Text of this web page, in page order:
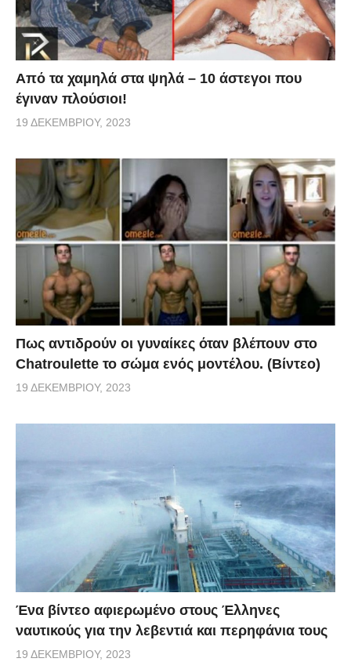
Από τα χαμηλά στα ψηλά – 10 άστεγοι που
έγιναν πλούσιοι!
19 ΔΕΚΕΜΒΡΊΟΥ, 2023
Πως αντιδρούν οι γυναίκες όταν βλέπουν στο
Chatroulette το σώμα ενός μοντέλου. (Βίντεο)
19 ΔΕΚΕΜΒΡΊΟΥ, 2023
Ένα βίντεο αφιερωμένο στους Έλληνες
ναυτικούς για την λεβεντιά και περηφάνια τους
19 ΔΕΚΕΜΒΡΊΟΥ, 2023